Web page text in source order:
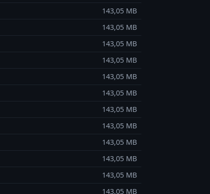
143,05 MB
143,05 MB
143,05 MB
143,05 MB
143,05 MB
143,05 MB
143,05 MB
143,05 MB
143,05 MB
143,05 MB
143,05 MB
143,05 MB